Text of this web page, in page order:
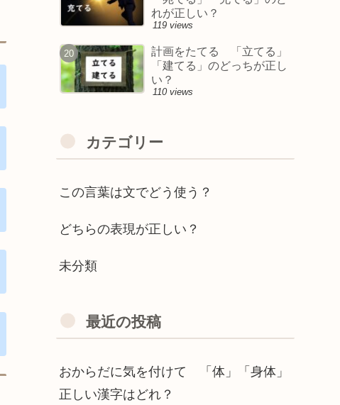
れが正しい？
119 views
計画をたてる 「立てる」
「建てる」のどっちが正し
い？
110 views
カテゴリー
この言葉は文でどう使う？
どちらの表現が正しい？
未分類
最近の投稿
おからだに気を付けて 「体」「身体」
正しい漢字はどれ？